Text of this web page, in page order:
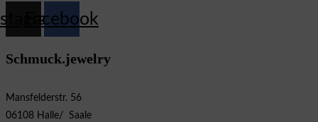
Facebook
Schmuck.jewelry
Mansfelderstr. 56
06108 Halle/ Saale